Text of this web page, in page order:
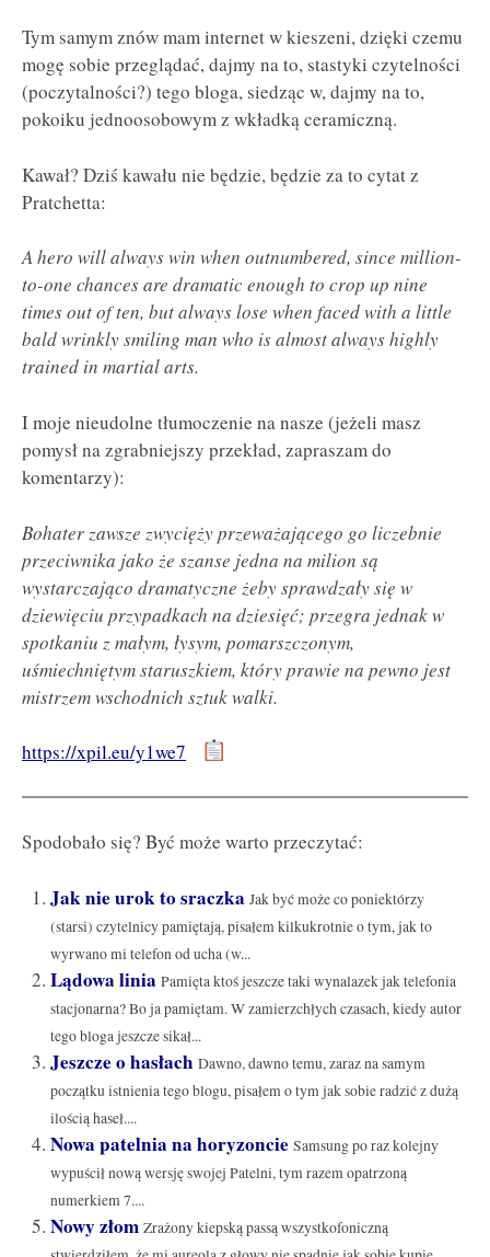
Tym samym znów mam internet w kieszeni, dzięki czemu
mogę sobie przeglądać, dajmy na to, stastyki czytelności
(poczytalności?) tego bloga, siedząc w, dajmy na to,
pokoiku jednoosobowym z wkładką ceramiczną.
Kawał? Dziś kawału nie będzie, będzie za to cytat z
Pratchetta:
A hero will always win when outnumbered, since million-
to-one chances are dramatic enough to crop up nine
times out of ten, but always lose when faced with a little
bald wrinkly smiling man who is almost always highly
trained in martial arts.
I moje nieudolne tłumoczenie na nasze (jeżeli masz
pomysł na zgrabniejszy przekład, zapraszam do
komentarzy):
Bohater zawsze zwycięży przeważającego go liczebnie
przeciwnika jako że szanse jedna na milion są
wystarczająco dramatyczne żeby sprawdzały się w
dziewięciu przypadkach na dziesięć; przegra jednak w
spotkaniu z małym, łysym, pomarszczonym,
uśmiechniętym staruszkiem, który prawie na pewno jest
mistrzem wschodnich sztuk walki.
https://xpil.eu/y1we7
Spodobało się? Być może warto przeczytać:
Jak nie urok to sraczka Jak być może co poniektórzy
(starsi) czytelnicy pamiętają, pisałem kilkukrotnie o tym, jak to
wyrwano mi telefon od ucha (w...
Lądowa linia Pamięta ktoś jeszcze taki wynalazek jak telefonia
stacjonarna? Bo ja pamiętam. W zamierzchłych czasach, kiedy autor
tego bloga jeszcze sikał...
Jeszcze o hasłach Dawno, dawno temu, zaraz na samym
początku istnienia tego blogu, pisałem o tym jak sobie radzić z dużą
ilością haseł....
Nowa patelnia na horyzoncie Samsung po raz kolejny
wypuścił nową wersję swojej Patelni, tym razem opatrzoną
numerkiem 7....
Nowy złom Zrażony kiepską passą wszystkofoniczną